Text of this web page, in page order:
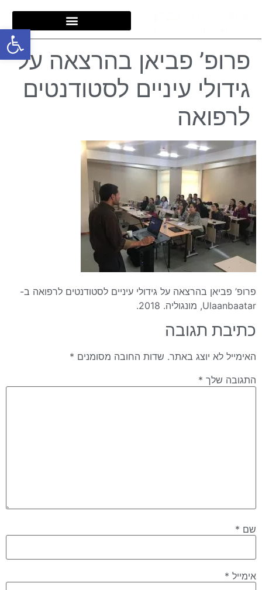
פתח
פרופ’ פביאן בהרצאה על
גידולי עיניים לסטודנטים
לרפואה
פרופ’ פביאן בהרצאה על גידולי עיניים לסטודנטים לרפואה ב-
Ulaanbaatar, מונגוליה. 2018.
כתיבת תגובה
האימייל לא יוצג באתר. שדות החובה מסומנים *
התגובה שלך *
שם *
אימייל *